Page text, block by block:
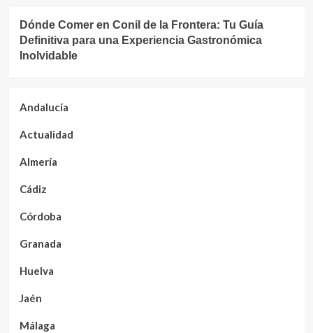
Dónde Comer en Conil de la Frontera: Tu Guía
Definitiva para una Experiencia Gastronómica
Inolvidable
Andalucía
Actualidad
Almería
Cádiz
Córdoba
Granada
Huelva
Jaén
Málaga